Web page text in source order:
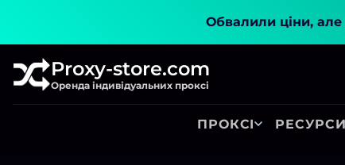
Обвалили ціни, але
Proxy-store.com
Оренда індивідуальних проксі
ПРОКСІ РЕСУРСИ